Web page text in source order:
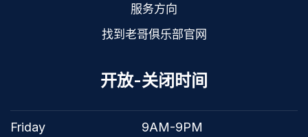
服务方向
找到老哥俱乐部官网
开放-关闭时间
Friday 9AM-9PM